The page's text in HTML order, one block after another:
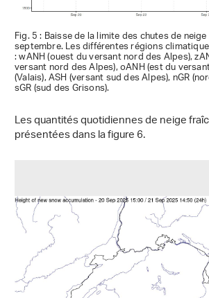
Fig. 5 : Baisse de la limite des chutes de
septembre. Les différentes régions
: wANH (ouest du versant nord des Alpes),
versant nord des Alpes), oANH (est du
(Valais), ASH (versant sud des Alpes), nGR
sGR (sud des Grisons).
Les quantités quotidiennes de neige
présentées dans la figure 6.